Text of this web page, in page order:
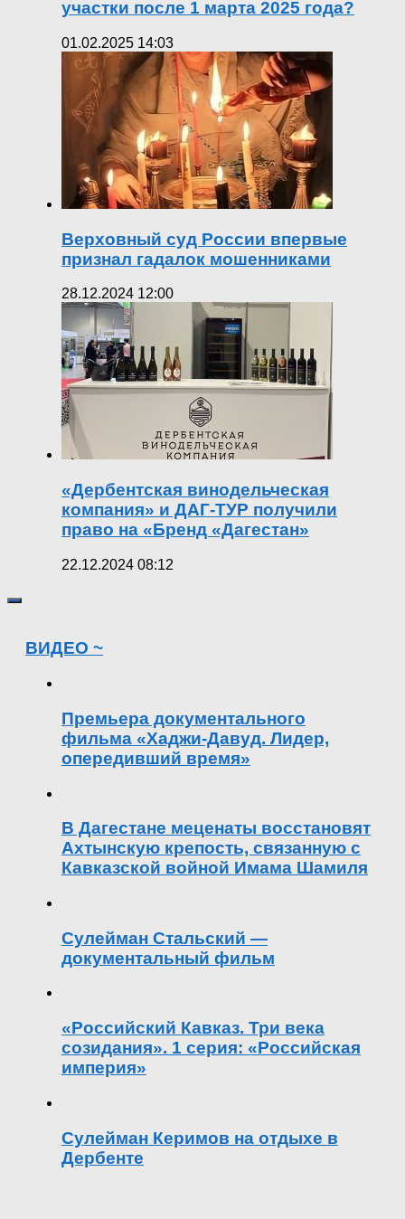
участки после 1 марта 2025 года?
01.02.2025 14:03
Верховный суд России впервые
признал гадалок мошенниками
28.12.2024 12:00
«Дербентская винодельческая
компания» и ДАГ-ТУР получили
право на «Бренд «Дагестан»
22.12.2024 08:12
ВИДЕО ~
Премьера документального
фильма «Хаджи-Давуд. Лидер,
опередивший время»
В Дагестане меценаты восстановят
Ахтынскую крепость, связанную с
Кавказской войной Имама Шамиля
Сулейман Стальский —
документальный фильм
«Российский Кавказ. Три века
созидания». 1 серия: «Российская
империя»
Сулейман Керимов на отдыхе в
Дербенте